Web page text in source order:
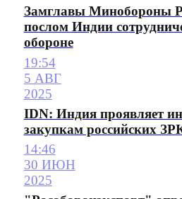
Замглавы Минобороны
послом Индии
обороне
19:54
5 АВГ
2025
IDN: Индия проявляет
закупкам российских
14:46
30 ИЮН
2025